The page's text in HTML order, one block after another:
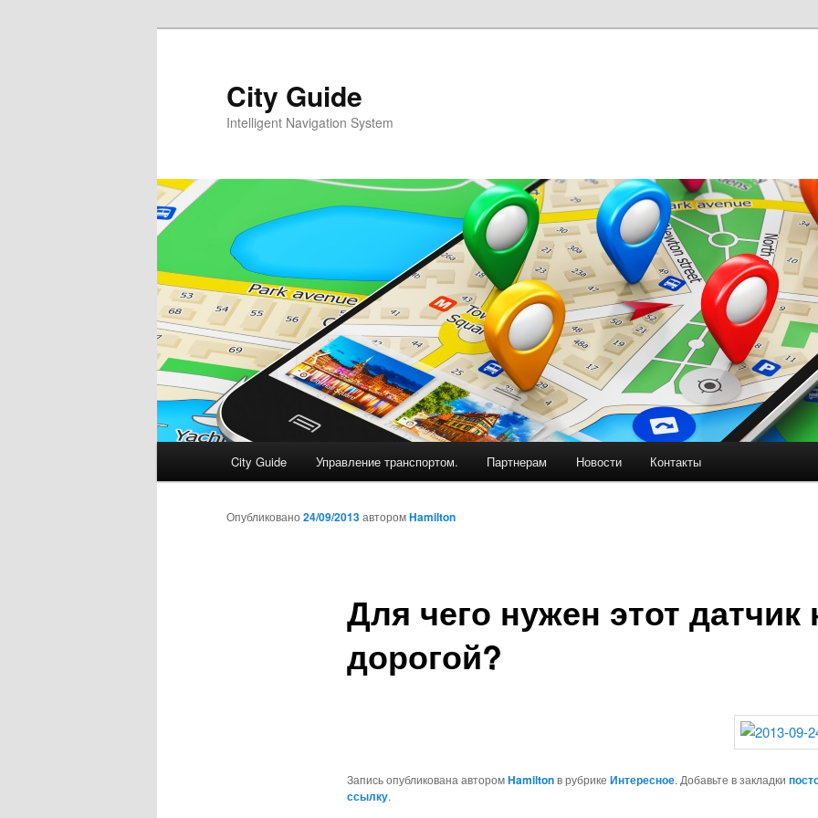
City Guide
Intelligent Navigation System
City Guide Управление транспортом. Партнерам Новости Контакты
Для чего нужен этот датчик
дорогой?
Опубликовано 24/09/2013авторомHamilton
Запись опубликована авторомHamiltonв рубрике Интересное. Добавьте в закладки
ссылку.